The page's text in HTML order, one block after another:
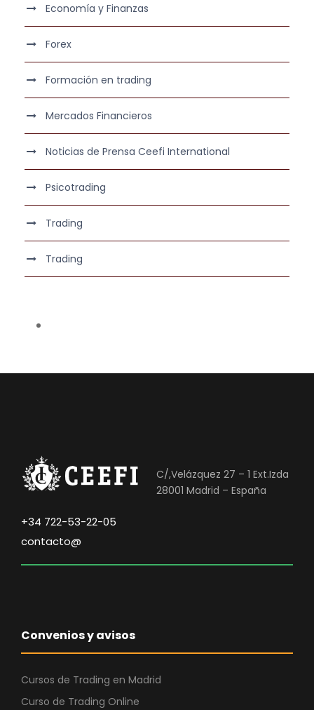
Economía y Finanzas
Forex
Formación en trading
Mercados Financieros
Noticias de Prensa Ceefi International
Psicotrading
Trading
Trading
C/,Velázquez 27 – 1 Ext.Izda
28001 Madrid – España
+34 722-53-22-05
contacto@
Convenios y avisos
Cursos de Trading en Madrid
Curso de Trading Online